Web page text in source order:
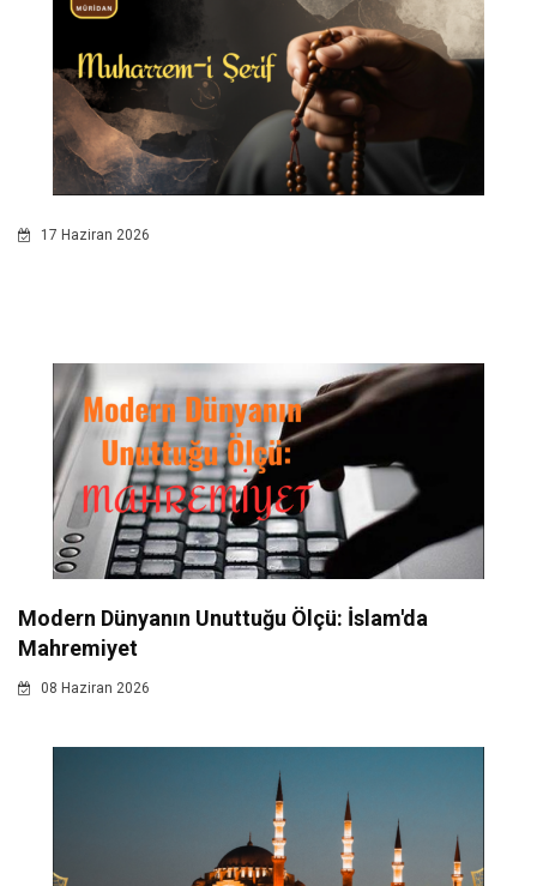
17 Haziran 2026
Modern Dünyanın Unuttuğu Ölçü: İslam'da
Mahremiyet
08 Haziran 2026